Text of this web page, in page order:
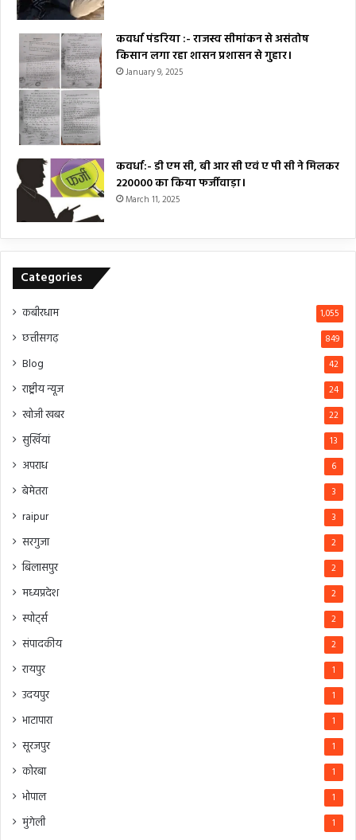
कवर्धा पंडरिया :- राजस्व सीमांकन से असंतोष
किसान लगा रहा शासन प्रशासन से गुहार।
January 9, 2025
कवर्धा:- डी एम सी, बी आर सी एवं ए पी सी ने मिलकर
₹220000 का किया फर्जीवाड़ा।
March 11, 2025
Categories
कबीरधाम 1,055
छत्तीसगढ़ 849
Blog 42
राष्ट्रीय न्यूज 24
खोजी खबर 22
सुर्खियां 13
अपराध 6
बेमेतरा 3
raipur 3
सरगुजा 2
बिलासपुर 2
मध्यप्रदेश 2
स्पोर्ट्स 2
संपादकीय 2
रायपुर 1
उदयपुर 1
भाटापारा 1
सूरजपुर 1
कोरबा 1
भोपाल 1
मुंगेली 1